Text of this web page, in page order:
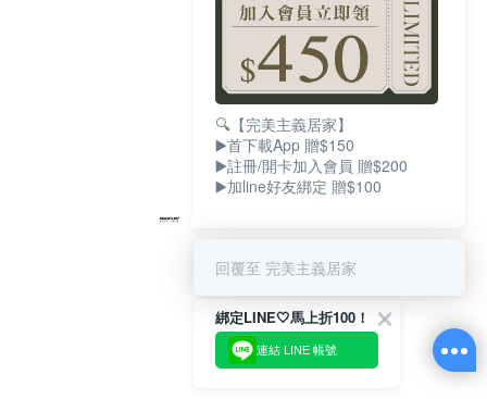
綁定LINE🤍馬上折100！
連結 LINE 帳號
🔍【完美主義居家】
▶️首下載App 贈$150
▶️註冊/開卡加入會員 贈$200
▶️加line好友綁定 贈$100
回覆至 完美主義居家